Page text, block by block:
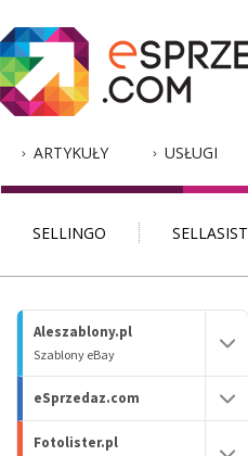
ARTYKUŁY USŁUGI
SELLINGO SELLASIST
Aleszablony.pl
Szablony eBay
eSprzedaz.com
Fotolister.pl